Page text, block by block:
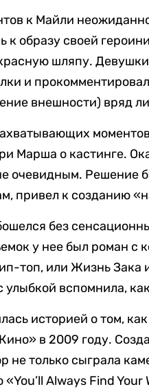
к Майли
к образу своей
шляпу.
и
внешности) вряд
Марша о кастинге.
очевидным. Решение
привел к созданию
без
у нее был роман с
топ, или Жизнь Зака
улыбкой вспомнила,
историей о том,
в 2009 году.
не только сыграла
Always Find